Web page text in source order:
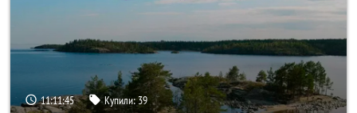
11:11:44 Купили:39